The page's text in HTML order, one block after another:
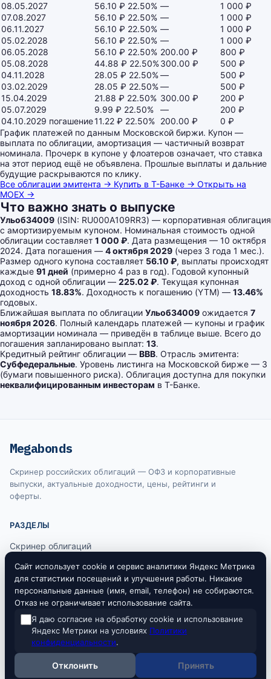
08.05.2027
56.10 ₽ 22.50% —
1 000 ₽
07.08.2027
56.10 ₽ 22.50% —
1 000 ₽
06.11.2027
56.10 ₽ 22.50% —
1 000 ₽
05.02.2028
56.10 ₽ 22.50% —
1 000 ₽
06.05.2028
56.10 ₽ 22.50% 200.00 ₽
800 ₽
05.08.2028
44.88 ₽ 22.50%300.00 ₽
500 ₽
04.11.2028
28.05 ₽ 22.50%—
500 ₽
03.02.2029
28.05 ₽ 22.50%—
500 ₽
15.04.2029
21.88 ₽ 22.50% 300.00 ₽
200 ₽
05.07.2029
9.99 ₽ 22.50% —
200 ₽
04.10.2029 погашение11.22 ₽ 22.50% 200.00 ₽
0 ₽
График платежей по данным Московской биржи. Купон —
выплата по облигации, амортизация — частичный возврат
номинала. Прочерк в купоне у флоатеров означает, что ставка
на этот период ещё не объявлена. Прошлые выплаты и дальние
будущие раскрываются по клику.
Все облигации эмитента → Купить в Т-Банке → Открыть на
MOEX →
Что важно знать о выпуске
Ульоб34009 (ISIN: RU000A109RR3) — корпоративная облигация
с амортизируемым купоном. Номинальная стоимость одной
облигации составляет 1 000 ₽. Дата размещения — 10 октября
2024. Дата погашения — 4 октября 2029 (через 3 года 1 мес.).
Размер одного купона составляет 56.10 ₽, выплаты происходят
каждые 91 дней (примерно 4 раз в год). Годовой купонный
доход с одной облигации — 225.02 ₽. Текущая купонная
доходность 18.83%. Доходность к погашению (YTM) — 13.46%
годовых.
Ближайшая выплата по облигации Ульоб34009 ожидается 7
ноября 2026. Полный календарь платежей — купоны и график
амортизации номинала — приведён в таблице выше. Всего до
погашения запланировано выплат: 13.
Кредитный рейтинг облигации — BBB. Отрасль эмитента:
Субфедеральные. Уровень листинга на Московской бирже — 3
(бумаги повышенного риска). Облигация доступна для покупки
неквалифицированным инвесторам в Т-Банке.
Megabonds
Скринер российских облигаций — ОФЗ и корпоративные
выпуски, актуальные доходности, цены, рейтинги и
оферты.
РАЗДЕЛЫ
Скринер облигаций
Ключевая ставка ЦБ
RUONIA
Информация на сайте не является индивидуальной инвестиционной
рекомендацией. Все данные предоставляются исключительно в
ознакомительных целях. Источники данных: Московская биржа, Банк
© 2026 Megabonds
Сайт использует cookie и сервис аналитики Яндекс Метрика
для статистики посещений и улучшения работы. Никакие
персональные данные (имя, email, телефон) не собираются.
Отказ не ограничивает использование сайта.
Я даю согласие на обработку cookie и использование
Яндекс Метрики на условиях Политики
конфиденциальности.
Отклонить Принять